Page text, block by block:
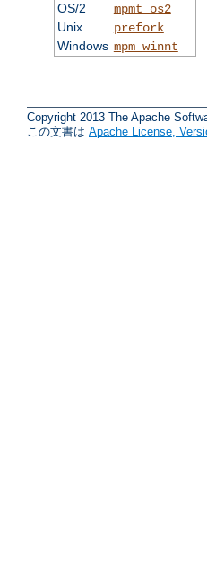
OS/2
mpmt_os2
Unix
prefork
Windows mpm_winnt
Copyright 2013 The Apache
この文書は Apache License,